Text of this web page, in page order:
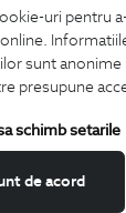
uri pentru
sunt anonime
presupune
de acord
schimb setarile
si conditii
si retur
ANPC